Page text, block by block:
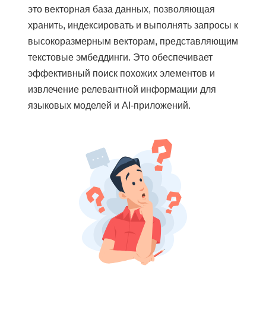
это векторная база данных, позволяющая
хранить, индексировать и выполнять запросы к
высокоразмерным векторам, представляющим
текстовые эмбеддинги. Это обеспечивает
эффективный поиск похожих элементов и
извлечение релевантной информации для
языковых моделей и AI‑приложений.